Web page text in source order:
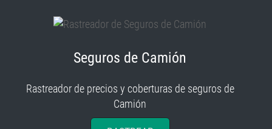
Seguros de Camión
Rastreador de precios y coberturas de seguros de
Camión